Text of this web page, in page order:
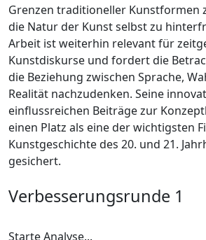
Grenzen traditioneller Kunstformen
die Natur der Kunst selbst zu
Arbeit ist weiterhin relevant für
Kunstdiskurse und fordert die
die Beziehung zwischen Sprache,
Realität nachzudenken. Seine
einflussreichen Beiträge zur
einen Platz als eine der wichtigsten
Kunstgeschichte des 20. und 21.
gesichert.
Verbesserungsrunde 1
Starte Analyse...